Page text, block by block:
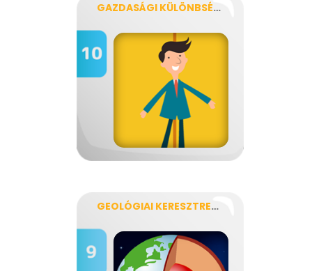
GAZDASÁGI KÜLÖNBSÉGEK
GEOLÓGIAI KERESZTREJTVÉNY